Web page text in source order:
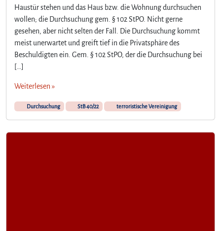
Haustür stehen und das Haus bzw. die Wohnung durchsuchen
wollen; die Durchsuchung gem. § 102 StPO. Nicht gerne
gesehen, aber nicht selten der Fall. Die Durchsuchung kommt
meist unerwartet und greift tief in die Privatsphäre des
Beschuldigten ein. Gem. § 102 StPO, der die Durchsuchung bei
[…]
Weiterlesen »
Durchsuchung StB 40/22 terroristische Vereinigung